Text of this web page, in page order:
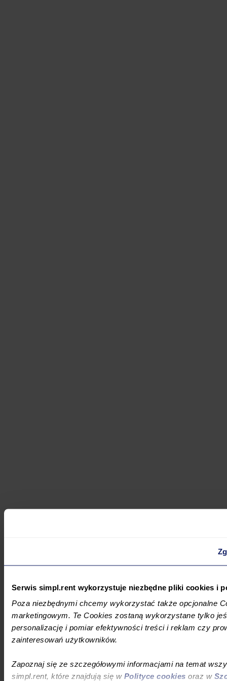
Serwis simpl.rent wykorzystuje niezbędne pliki cookies i
Poza niezbędnymi chcemy wykorzystać także opcjonalne
marketingowym. Te Cookies zostaną wykorzystane tylko
personalizację i pomiar efektywności treści i reklam czy
zainteresowań użytkowników.
Zapoznaj się ze szczegółowymi informacjami na temat
simpl.rent, które znajdują się w Polityce cookies oraz w